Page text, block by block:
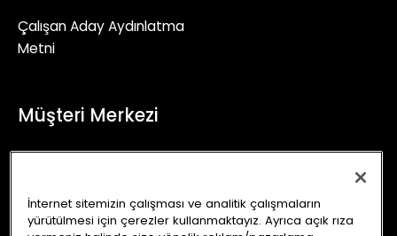
Çalışan Aday Aydınlatma
Metni
Müşteri Merkezi
İletişim Formu
İnternet sitemizin çalışması ve analitik çalışmaların
yürütülmesi için çerezler kullanmaktayız. Ayrıca açık rıza